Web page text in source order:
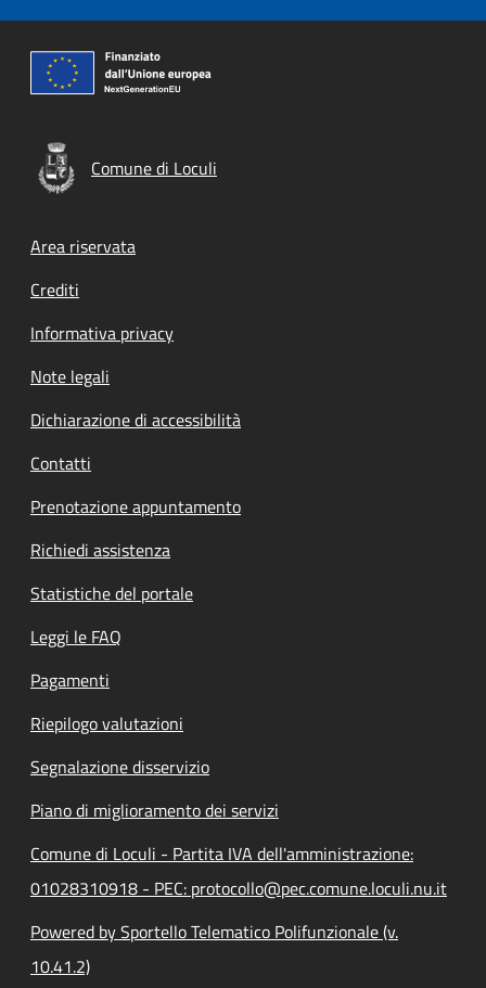
Comune di Loculi
Footer menu
Area riservata
Crediti
Informativa privacy
Note legali
Dichiarazione di accessibilità
Contatti
Prenotazione appuntamento
Richiedi assistenza
Statistiche del portale
Leggi le FAQ
Pagamenti
Riepilogo valutazioni
Segnalazione disservizio
Piano di miglioramento dei servizi
Comune di Loculi - Partita IVA dell'amministrazione:
01028310918 - PEC: protocollo@pec.comune.loculi.nu.it
Powered by Sportello Telematico Polifunzionale (v.
10.41.2)